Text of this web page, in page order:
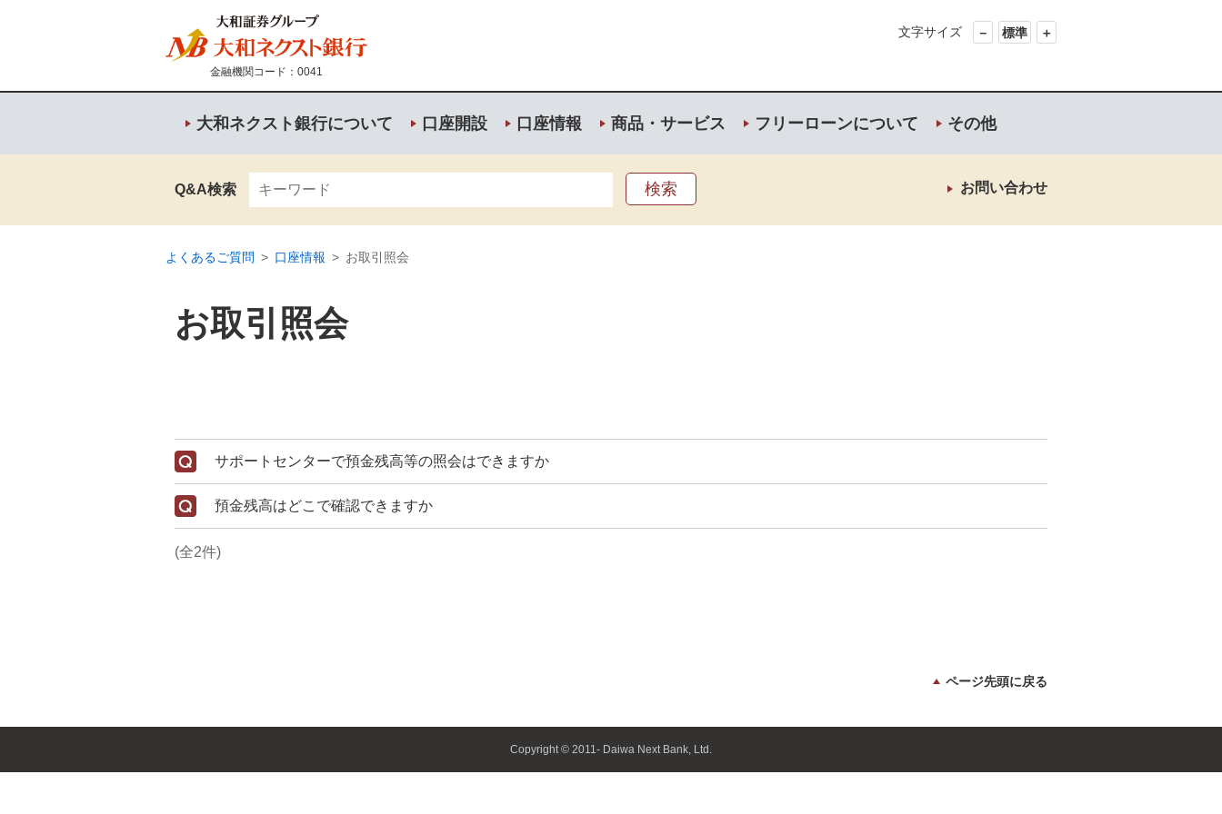
金融機関コード：0041
文字サイズ － 標準 ＋
大和ネクスト銀行について 口座開設 口座情報 商品・サービス フリーローンについて その他
Q&A検索 お問い合わせ
よくあるご質問 > 口座情報 > お取引照会
お取引照会
サポートセンターで預金残高等の照会はできますか
預金残高はどこで確認できますか
(全2件)
ページ先頭に戻る
Copyright © 2011- Daiwa Next Bank, Ltd.